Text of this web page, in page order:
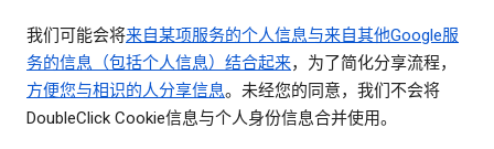
我们可能会将来自某项服务的个人信息与来自其他Google服
务的信息（包括个人信息）结合起来，为了简化分享流程，
方便您与相识的人分享信息。未经您的同意，我们不会将
DoubleClick Cookie信息与个人身份信息合并使用。